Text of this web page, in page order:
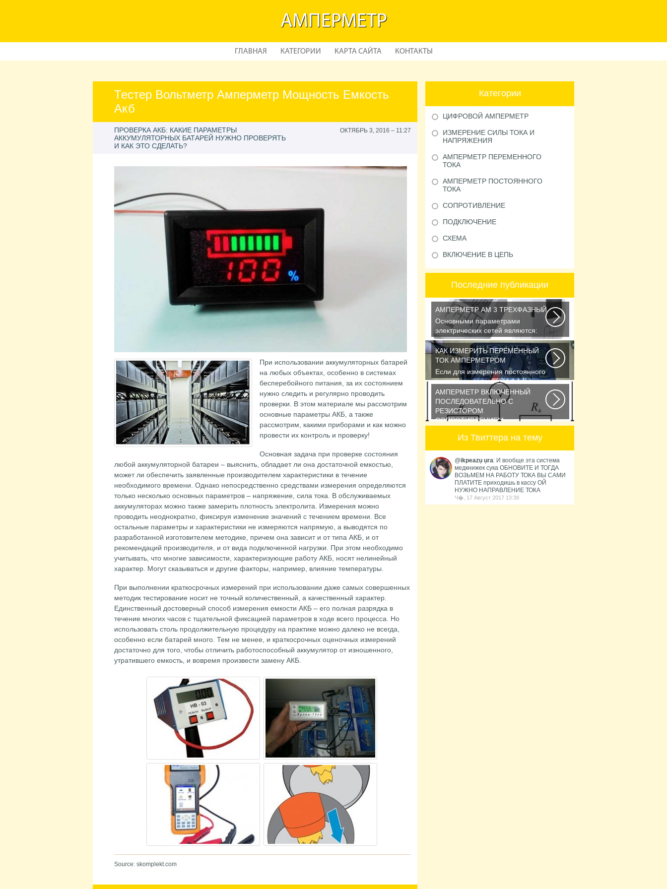
АМПЕРМЕТР
ГЛАВНАЯ КАТЕГОРИИ КАРТА САЙТА КОНТАКТЫ
Тестер Вольтметр Амперметр Мощность Емкость
Акб
ПРОВЕРКА АКБ: КАКИЕ ПАРАМЕТРЫ
АККУМУЛЯТОРНЫХ БАТАРЕЙ НУЖНО ПРОВЕРЯТЬ
И КАК ЭТО СДЕЛАТЬ?
ОКТЯБРЬ 3, 2016 – 11:27
При использовании аккумуляторных батарей
на любых объектах, особенно в системах
бесперебойного питания, за их состоянием
нужно следить и регулярно проводить
проверки. В этом материале мы рассмотрим
основные параметры АКБ, а также
рассмотрим, какими приборами и как можно
провести их контроль и проверку!
Основная задача при проверке состояния
любой аккумуляторной батареи – выяснить, обладает ли она достаточной емкостью,
может ли обеспечить заявленные производителем характеристики в течение
необходимого времени. Однако непосредственно средствами измерения определяются
только несколько основных параметров – напряжение, сила тока. В обслуживаемых
аккумуляторах можно также замерить плотность электролита. Измерения можно
проводить неоднократно, фиксируя изменение значений с течением времени. Все
остальные параметры и характеристики не измеряются напрямую, а выводятся по
разработанной изготовителем методике, причем она зависит и от типа АКБ, и от
рекомендаций производителя, и от вида подключенной нагрузки. При этом необходимо
учитывать, что многие зависимости, характеризующие работу АКБ, носят нелинейный
характер. Могут сказываться и другие факторы, например, влияние температуры.
При выполнении краткосрочных измерений при использовании даже самых совершенных
методик тестирование носит не точный количественный, а качественный характер.
Единственный достоверный способ измерения емкости АКБ – его полная разрядка в
течение многих часов с тщательной фиксацией параметров в ходе всего процесса. Но
использовать столь продолжительную процедуру на практике можно далеко не всегда,
особенно если батарей много. Тем не менее, и краткосрочных оценочных измерений
достаточно для того, чтобы отличить работоспособный аккумулятор от изношенного,
утратившего емкость, и вовремя произвести замену АКБ.
Source: skomplekt.com
Категории
ЦИФРОВОЙ АМПЕРМЕТР
ИЗМЕРЕНИЕ СИЛЫ ТОКА И
НАПРЯЖЕНИЯ
АМПЕРМЕТР ПЕРЕМЕННОГО
ТОКА
АМПЕРМЕТР ПОСТОЯННОГО
ТОКА
СОПРОТИВЛЕНИЕ
ПОДКЛЮЧЕНИЕ
СХЕМА
ВКЛЮЧЕНИЕ В ЦЕПЬ
Последние публикации
АМПЕРМЕТР АМ 3 ТРЕХФАЗНЫЙ
Основными параметрами
электрических сетей являются:
действующее значение...
КАК ИЗМЕРИТЬ ПЕРЕМЕННЫЙ
ТОК АМПЕРМЕТРОМ
Если для измерения постоянного
напряжения Вы пользуетесь
вольтметром с...
АМПЕРМЕТР ВКЛЮЧЕННЫЙ
ПОСЛЕДОВАТЕЛЬНО С
РЕЗИСТОРОМ
СОПРОТИВЛЕНИЕМ
сопротивлений Возьмем три
постоянных сопротивления...
Из Твиттера на тему
@ikpeazụ ụra: И вообще эта система
медкнижек сука ОБНОВИТЕ И ТОГДА
ВОЗЬМЕМ НА РАБОТУ ТОКА ВЫ САМИ
ПЛАТИТЕ приходишь в кассу ОЙ
НУЖНО НАПРАВЛЕНИЕ ТОКА
Ч�, 17 Август 2017 13:38